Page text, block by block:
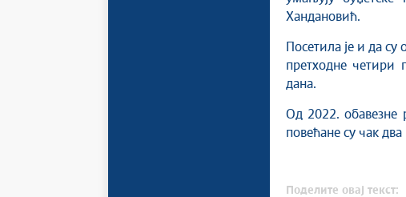
Хандановић.
Посетила је и да
претходне
дана.
Од 2022. обавезне
повећане су чак два
Поделите овај текст: